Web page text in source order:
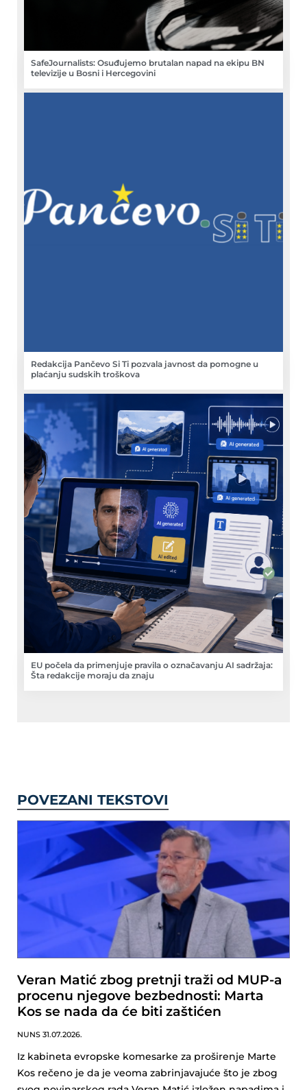
SafeJournalists: Osuđujemo brutalan napad na ekipu BN
televizije u Bosni i Hercegovini
Redakcija Pančevo Si Ti pozvala javnost da pomogne u
plaćanju sudskih troškova
EU počela da primenjuje pravila o označavanju AI sadržaja:
Šta redakcije moraju da znaju
POVEZANI TEKSTOVI
Veran Matić zbog pretnji traži od MUP-a
procenu njegove bezbednosti: Marta
Kos se nada da će biti zaštićen
NUNS 31.07.2026.
Iz kabineta evropske komesarke za proširenje Marte
Kos rečeno je da je veoma zabrinjavajuće što je zbog